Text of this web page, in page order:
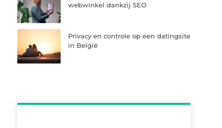
webwinkel dankzij SEO
Privacy en controle op een datingsite
in België